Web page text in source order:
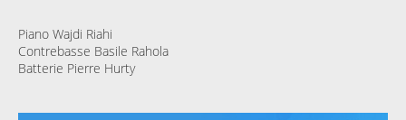
Piano Wajdi Riahi
Contrebasse Basile Rahola
Batterie Pierre Hurty